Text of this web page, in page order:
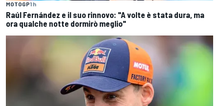
MOTOGP1 h
Raúl Fernández e il suo rinnovo: "A volte è stata dura, ma
ora qualche notte dormirò meglio"